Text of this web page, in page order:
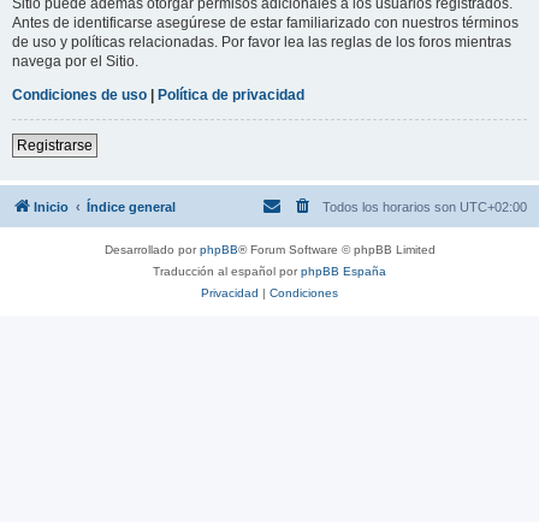
Antes de identificarse asegúrese de estar familiarizado con nuestros términos
de uso y políticas relacionadas. Por favor lea las reglas de los foros mientras
navega por el Sitio.
Condiciones de uso | Política de privacidad
Registrarse
Inicio Índice general Todos los horarios son UTC+02:00
Desarrollado porphpBB® Forum Software © phpBB Limited
Traducción al español porphpBB España
Privacidad | Condiciones